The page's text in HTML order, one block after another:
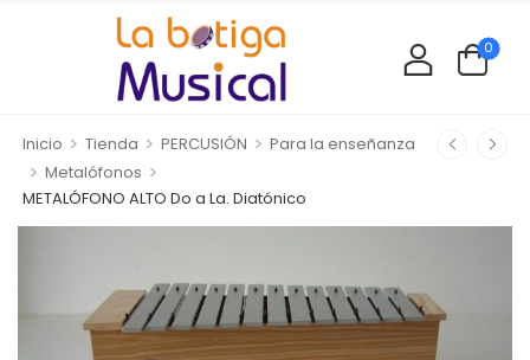
0
Inicio > Tienda > PERCUSIÓN > Para la enseñanza
> Metalófonos >
METALÓFONO ALTO Do a La. Diatónico